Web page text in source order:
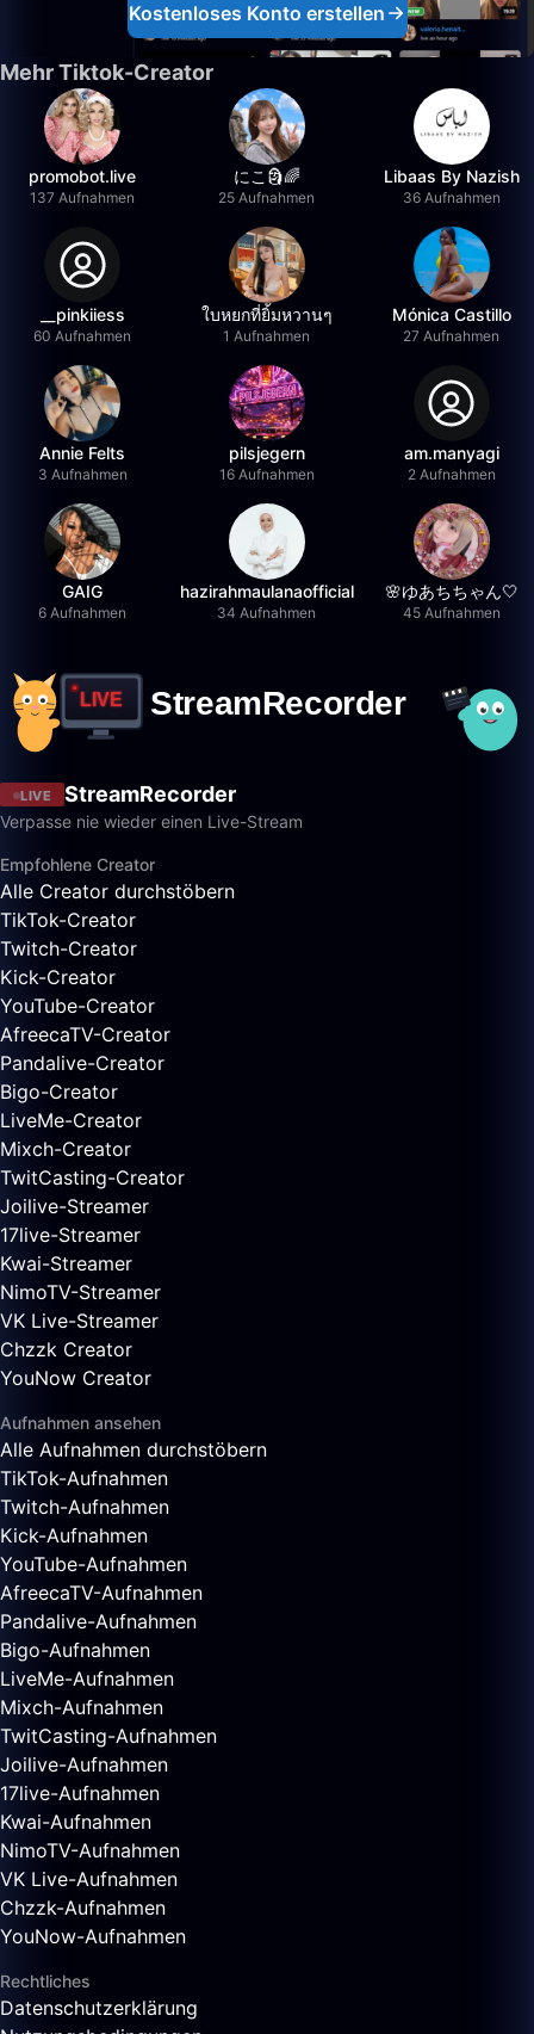
Kostenloses Konto erstellen
Mehr Tiktok-Creator
promobot.live
137 Aufnahmen
にこ🗿🌈
25 Aufnahmen
Libaas By Nazish
36 Aufnahmen
__pinkiiess
60 Aufnahmen
ใบหยกที่ยิ้มหวานๆ
1 Aufnahmen
Mónica Castillo
27 Aufnahmen
Annie Felts
3 Aufnahmen
pilsjegern
16 Aufnahmen
am.manyagi
2 Aufnahmen
GAIG
6 Aufnahmen
hazirahmaulanaofficial
34 Aufnahmen
🌸ゆあちちゃん🤍
45 Aufnahmen
LIVE StreamRecorder
Verpasse nie wieder einen Live-Stream
Empfohlene Creator
Alle Creator durchstöbern
TikTok-Creator
Twitch-Creator
Kick-Creator
YouTube-Creator
AfreecaTV-Creator
Pandalive-Creator
Bigo-Creator
LiveMe-Creator
Mixch-Creator
TwitCasting-Creator
Joilive-Streamer
17live-Streamer
Kwai-Streamer
NimoTV-Streamer
VK Live-Streamer
Chzzk Creator
YouNow Creator
Aufnahmen ansehen
Alle Aufnahmen durchstöbern
TikTok-Aufnahmen
Twitch-Aufnahmen
Kick-Aufnahmen
YouTube-Aufnahmen
AfreecaTV-Aufnahmen
Pandalive-Aufnahmen
Bigo-Aufnahmen
LiveMe-Aufnahmen
Mixch-Aufnahmen
TwitCasting-Aufnahmen
Joilive-Aufnahmen
17live-Aufnahmen
Kwai-Aufnahmen
NimoTV-Aufnahmen
VK Live-Aufnahmen
Chzzk-Aufnahmen
YouNow-Aufnahmen
Rechtliches
Datenschutzerklärung